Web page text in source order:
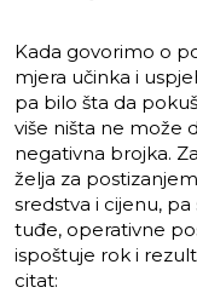
Kada govorimo o
mjera učinka i
pa bilo šta da
više ništa ne može
negativna brojka.
želja za
sredstva i cijenu,
tuđe, operativne
ispoštuje rok i
citat: